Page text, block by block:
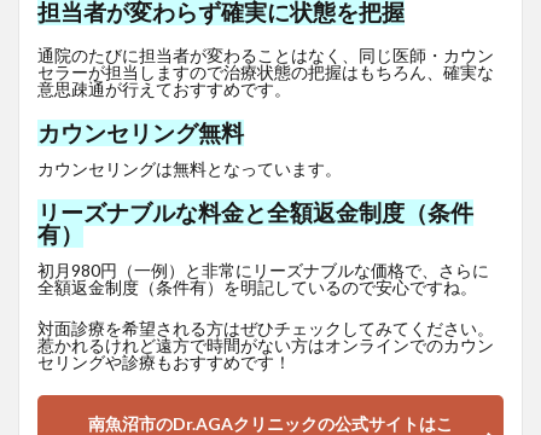
担当者が変わらず確実に状態を把握
通院のたびに担当者が変わることはなく、同じ医師・カウン
セラーが担当しますので治療状態の把握はもちろん、確実な
意思疎通が行えておすすめです。
カウンセリング無料
カウンセリングは無料となっています。
リーズナブルな料金と全額返金制度（条件
有）
初月980円（一例）と非常にリーズナブルな価格で、さらに
全額返金制度（条件有）を明記しているので安心ですね。
対面診療を希望される方はぜひチェックしてみてください。
惹かれるけれど遠方で時間がない方はオンラインでのカウン
セリングや診療もおすすめです！
南魚沼市のDr.AGAクリニックの公式サイトはこ